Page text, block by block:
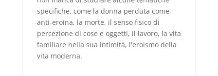
specifiche, come la donna perduta come
anti-eroina, la morte, il senso fisico di
percezione di cose e oggetti, il lavoro, la vita
familiare nella sua intimità, l'eroismo della
vita moderna.